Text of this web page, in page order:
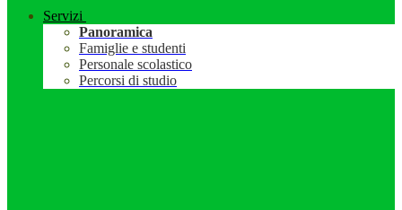
Servizi
Panoramica
Famiglie e studenti
Personale scolastico
Percorsi di studio